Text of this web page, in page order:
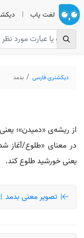
لغت یاب |
دیکشنری فارسی بدمد
از ریشه‌ی «دمیدن»؛
در معنای «طلوع/آغاز
یعنی خورشید طلوع کند.
تصویر معنی بدمد